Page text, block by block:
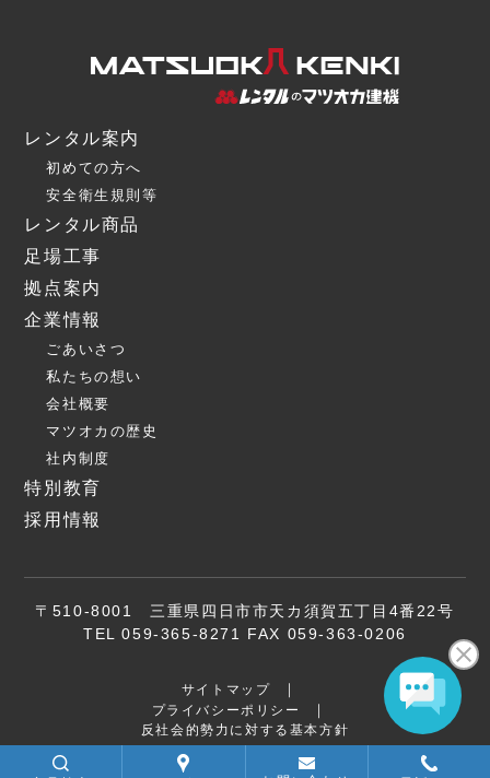
レンタル案内
初めての方へ
安全衛生規則等
レンタル商品
足場工事
拠点案内
企業情報
ごあいさつ
私たちの想い
会社概要
マツオカの歴史
社内制度
特別教育
採用情報
〒510-8001 三重県四日市市天カ須賀五丁目4番22号
TEL 059-365-8271 FAX 059-363-0206
サイトマップ
プライバシーポリシー
反社会的勢力に対する基本方針
Copyright (C) MATSUOKA KENKI co.,ltd. All Rights Reserved.